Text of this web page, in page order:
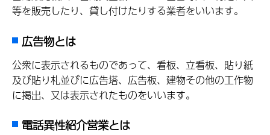
等を販売したり、貸し付けたりする業者をいいます。
広告物とは
公衆に表示されるものであって、看板、立看板、貼り紙
及び貼り札並びに広告塔、広告板、建物その他の工作物
に掲出、又は表示されたものをいいます。
電話異性紹介営業とは